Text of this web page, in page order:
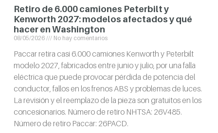
Retiro de 6.000 camiones Peterbilt y
Kenworth 2027: modelos afectados y qué
hacer en Washington
08/05/2026 No hay comentarios
Paccar retira casi 6.000 camiones Kenworth y Peterbilt
modelo 2027, fabricados entre junio y julio, por una falla
eléctrica que puede provocar pérdida de potencia del
conductor, fallos en los frenos ABS y problemas de luces.
La revisión y el reemplazo de la pieza son gratuitos en los
concesionarios. Número de retiro NHTSA: 26V485.
Número de retiro Paccar: 26PACD.